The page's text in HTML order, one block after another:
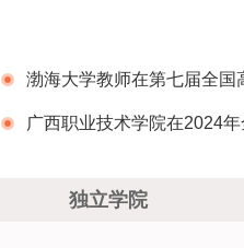
渤海大学教师在第七届全国
竞赛中荣获理科组全国三等奖
广西职业技术学院在2024
独立学院